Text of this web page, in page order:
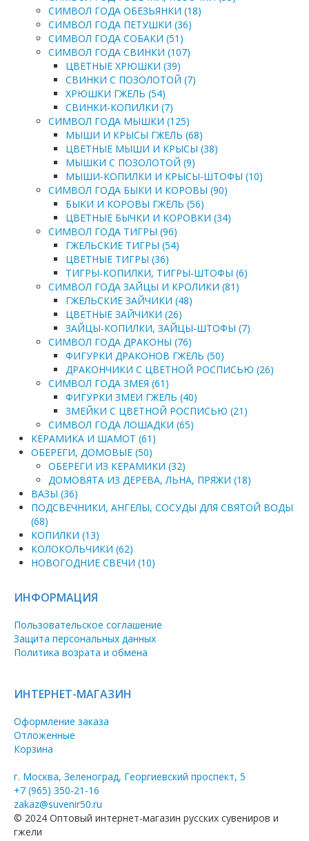
СИМВОЛ ГОДА ОБЕЗЬЯНКИ (18)
СИМВОЛ ГОДА ПЕТУШКИ (36)
СИМВОЛ ГОДА СОБАКИ (51)
СИМВОЛ ГОДА СВИНКИ (107)
ЦВЕТНЫЕ ХРЮШКИ (39)
СВИНКИ С ПОЗОЛОТОЙ (7)
ХРЮШКИ ГЖЕЛЬ (54)
СВИНКИ-КОПИЛКИ (7)
СИМВОЛ ГОДА МЫШКИ (125)
МЫШИ И КРЫСЫ ГЖЕЛЬ (68)
ЦВЕТНЫЕ МЫШИ И КРЫСЫ (38)
МЫШКИ С ПОЗОЛОТОЙ (9)
МЫШИ-КОПИЛКИ И КРЫСЫ-ШТОФЫ (10)
СИМВОЛ ГОДА БЫКИ И КОРОВЫ (90)
БЫКИ И КОРОВЫ ГЖЕЛЬ (56)
ЦВЕТНЫЕ БЫЧКИ И КОРОВКИ (34)
СИМВОЛ ГОДА ТИГРЫ (96)
ГЖЕЛЬСКИЕ ТИГРЫ (54)
ЦВЕТНЫЕ ТИГРЫ (36)
ТИГРЫ-КОПИЛКИ, ТИГРЫ-ШТОФЫ (6)
СИМВОЛ ГОДА ЗАЙЦЫ И КРОЛИКИ (81)
ГЖЕЛЬСКИЕ ЗАЙЧИКИ (48)
ЦВЕТНЫЕ ЗАЙЧИКИ (26)
ЗАЙЦЫ-КОПИЛКИ, ЗАЙЦЫ-ШТОФЫ (7)
СИМВОЛ ГОДА ДРАКОНЫ (76)
ФИГУРКИ ДРАКОНОВ ГЖЕЛЬ (50)
ДРАКОНЧИКИ С ЦВЕТНОЙ РОСПИСЬЮ (26)
СИМВОЛ ГОДА ЗМЕЯ (61)
ФИГУРКИ ЗМЕИ ГЖЕЛЬ (40)
ЗМЕЙКИ С ЦВЕТНОЙ РОСПИСЬЮ (21)
СИМВОЛ ГОДА ЛОШАДКИ (65)
КЕРАМИКА И ШАМОТ (61)
ОБЕРЕГИ, ДОМОВЫЕ (50)
ОБЕРЕГИ ИЗ КЕРАМИКИ (32)
ДОМОВЯТА ИЗ ДЕРЕВА, ЛЬНА, ПРЯЖИ (18)
ВАЗЫ (36)
ПОДСВЕЧНИКИ, АНГЕЛЫ, СОСУДЫ ДЛЯ СВЯТОЙ ВОДЫ
(68)
КОПИЛКИ (13)
КОЛОКОЛЬЧИКИ (62)
НОВОГОДНИЕ СВЕЧИ (10)
ИНФОРМАЦИЯ
Пользовательское соглашение
Защита персональных данных
Политика возрата и обмена
ИНТЕРНЕТ-МАГАЗИН
Оформление заказа
Отложенные
Корзина
г. Москва, Зеленоград, Георгиевский проспект, 5
+7 (965) 350-21-16
zakaz@suvenir50.ru
© 2024 Оптовый интернет-магазин русских сувениров и
гжели